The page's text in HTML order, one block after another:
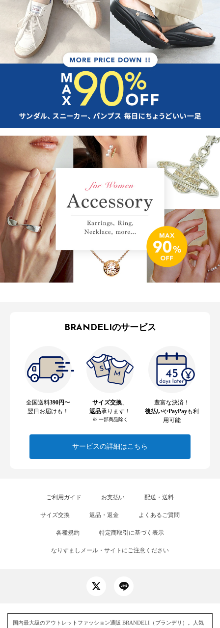
BRANDELIのサービス
全国送料390円〜
翌日お届けも！
サイズ交換
返品承ります！
※ 一部商品除く
豊富な決済！
後払いやPayPayも利
用可能
サービスの詳細はこちら
ご利用ガイド お支払い 配送・送料
サイズ交換 返品・返金 よくあるご質問
各種規約 特定商取引に基づく表示
なりすましメール・サイトにご注意ください
国内最大級のアウトレットファッション通販 BRANDELI（ブランデリ）。人気